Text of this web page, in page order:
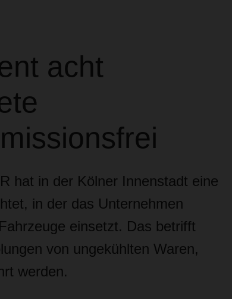
acht
hat in der Kölner Innenstadt eine
in der das Unternehmen
einsetzt. Das betrifft
von ungekühlten Waren,
werden.